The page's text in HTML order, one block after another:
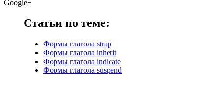
Google+
Статьи по теме:
Формы глагола strap
Формы глагола inherit
Формы глагола indicate
Формы глагола suspend